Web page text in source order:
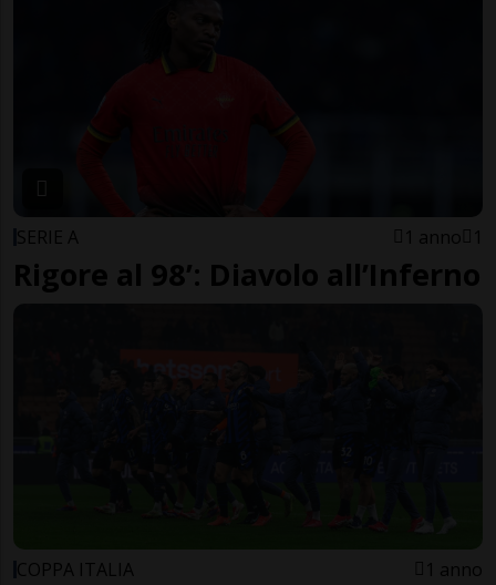
SERIE A 1 anno 1
Rigore al 98’: Diavolo all’Inferno
COPPA ITALIA 1 anno